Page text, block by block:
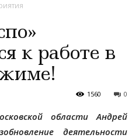
к работе в
0
1560
области Андрей
деятельности